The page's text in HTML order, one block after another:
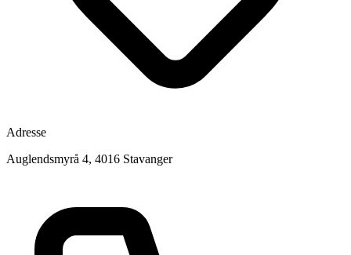
Adresse
Auglendsmyrå 4, 4016 Stavanger